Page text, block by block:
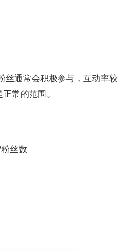
丝通常会积极参与，互动率较
常的范围。
丝数